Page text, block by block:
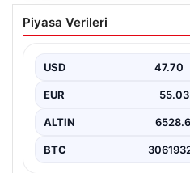
Avcılar
şüpheli gözaltına
Piyasa Verileri
USD 47.70
EUR 55.03
ALTIN 6528.6
BTC